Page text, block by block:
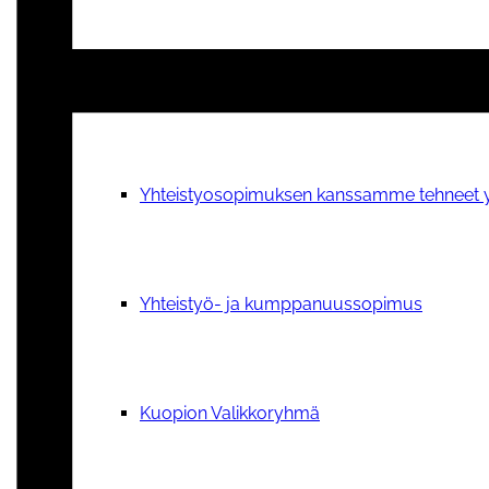
Yhteistyosopimuksen kanssamme tehneet
Yhteistyö- ja kumppanuussopimus
Kuopion Valikkoryhmä